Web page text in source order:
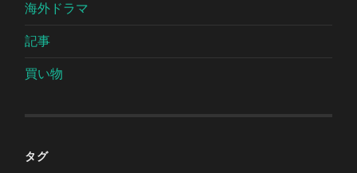
海外ドラマ
記事
買い物
タグ